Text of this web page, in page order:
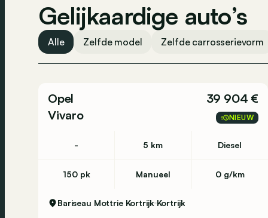
Gelijkaardige auto’s
Alle Zelfde model Zelfde carrosserievorm
Opel
Vivaro
39 904 €
NIEUW
- 5 km Diesel
150 pk Manueel 0 g/km
Bariseau Mottrie Kortrijk Kortrijk